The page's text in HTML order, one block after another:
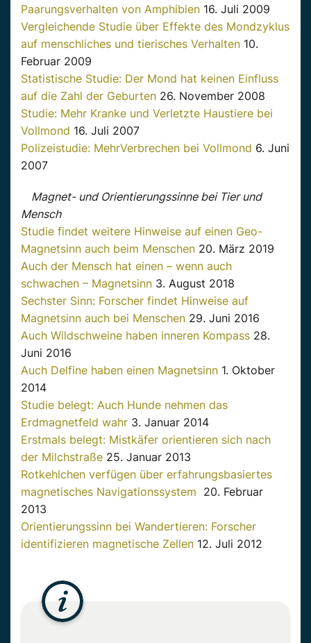
Paarungsverhalten von Amphibien 16. Juli 2009
Vergleichende Studie über Effekte des Mondzyklus
auf menschliches und tierisches Verhalten 10.
Februar 2009
Statistische Studie: Der Mond hat keinen Einfluss
auf die Zahl der Geburten 26. November 2008
Studie: Mehr Kranke und Verletzte Haustiere bei
Vollmond 16. Juli 2007
Polizeistudie: MehrVerbrechen bei Vollmond 6. Juni
2007
Magnet- und Orientierungssinne bei Tier und
Mensch
Studie findet weitere Hinweise auf einen Geo-
Magnetsinn auch beim Menschen 20. März 2019
Auch der Mensch hat einen – wenn auch
schwachen – Magnetsinn 3. August 2018
Sechster Sinn: Forscher findet Hinweise auf
Magnetsinn auch bei Menschen 29. Juni 2016
Auch Wildschweine haben inneren Kompass 28.
Juni 2016
Auch Delfine haben einen Magnetsinn 1. Oktober
2014
Studie belegt: Auch Hunde nehmen das
Erdmagnetfeld wahr 3. Januar 2014
Erstmals belegt: Mistkäfer orientieren sich nach
der Milchstraße 25. Januar 2013
Rotkehlchen verfügen über erfahrungsbasiertes
magnetisches Navigationssystem 20. Februar
2013
Orientierungssinn bei Wandertieren: Forscher
identifizieren magnetische Zellen 12. Juli 2012